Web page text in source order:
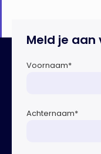
Meld je
Voornaam*
Achternaam*